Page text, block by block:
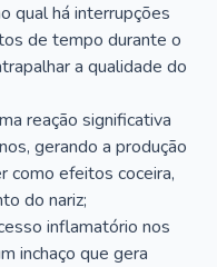
qual há interrupções
de tempo durante o
a qualidade do
reação significativa
gerando a produção
como efeitos coceira,
do nariz;
inflamatório nos
inchaço que gera